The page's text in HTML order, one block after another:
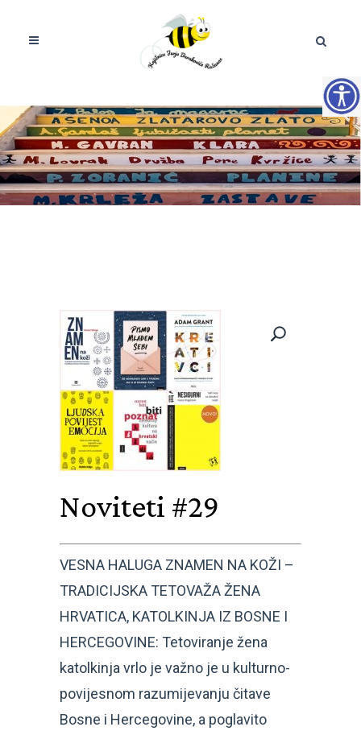
Noviteti #29
VESNA HALUGA ZNAMEN NA KOŽI –
TRADICIJSKA TETOVAŽA ŽENA
HRVATICA, KATOLKINJA IZ BOSNE I
HERCEGOVINE: Tetoviranje žena
katolkinja vrlo je važno je u kulturno-
povijesnom razumijevanju čitave
Bosne i Hercegovine, a poglavito